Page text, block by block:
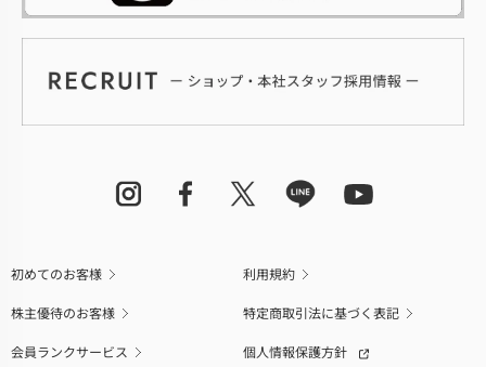
初めてのお客様
利用規約
株主優待のお客様
特定商取引法に基づく表記
会員ランクサービス
個人情報保護方針